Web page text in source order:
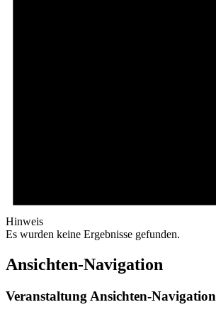
Hinweis
Es wurden keine Ergebnisse gefunden.
Ansichten-Navigation
Veranstaltung Ansichten-Navigation